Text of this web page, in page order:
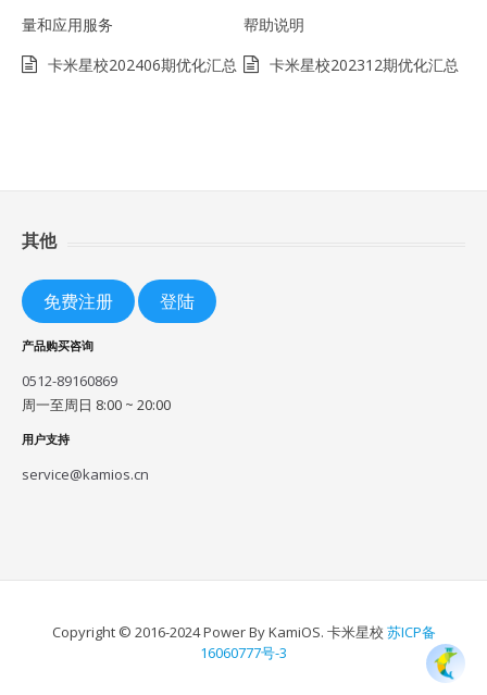
量和应用服务
帮助说明
卡米星校202406期优化汇总
卡米星校202312期优化汇总
其他
免费注册 登陆
产品购买咨询
0512-89160869
周一至周日 8:00 ~ 20:00
用户支持
service@kamios.cn
Copyright © 2016-2024 Power By KamiOS. 卡米星校 苏ICP备
16060777号-3